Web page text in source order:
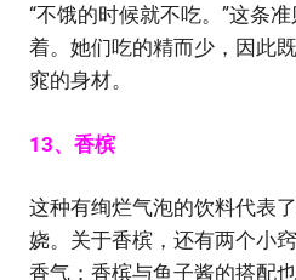
“不饿的时候就不吃。”这条
着。她们吃的精而少，因此
窕的身材。
13、香槟
这种有绚烂气泡的饮料代表
娆。关于香槟，还有两个小
香气；香槟与鱼子酱的搭配